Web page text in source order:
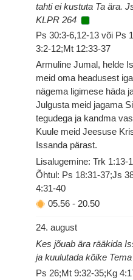
tahti ei kustuta Ta ära.
KLPR 264
Ps 30:3-6,12-13 või Ps
3:2-12;Mt 12:33-37
Armuline Jumal, helde
meid oma headusest
nägema ligimese häda
Julgusta meid jagama
tegudega ja kandma
Kuule meid Jeesuse
Issanda pärast.
Lisalugemine: Trk 1:13-
Õhtul: Ps 18:31-37;Js
4:31-40
05.56 - 20.50
24. august
Kes jõuab ära rääkida
ja kuulutada kõike
Ps 26;Mt 9:32-35;Kg